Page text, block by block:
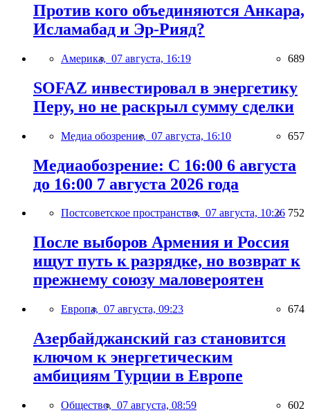
Против кого объединяются Анкара,
Исламабад и Эр-Рияд?
Америка, 07 августа, 16:19 689
SOFAZ инвестировал в энергетику
Перу, но не раскрыл сумму сделки
Медиа обозрение, 07 августа, 16:10 657
Медиаобозрение: С 16:00 6 августа
до 16:00 7 августа 2026 года
Постсоветское пространство, 07 августа, 10:26 752
После выборов Армения и Россия
ищут путь к разрядке, но возврат к
прежнему союзу маловероятен
Европа, 07 августа, 09:23 674
Азербайджанский газ становится
ключом к энергетическим
амбициям Турции в Европе
Общество, 07 августа, 08:59 602